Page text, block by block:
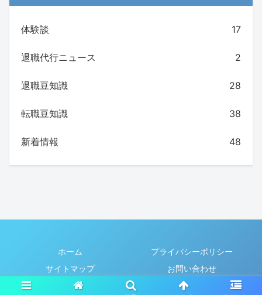
体験談 17
退職代行ニュース 2
退職豆知識 28
転職豆知識 38
新着情報 48
ホーム
プライバシーポリシー
サイトマップ
お問い合わせ
© 2023 あなたのジンセイ.